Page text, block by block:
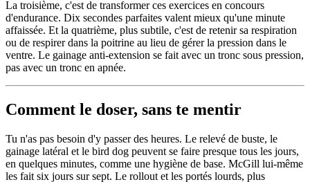
La troisième, c'est de transformer ces exercices en concours
d'endurance. Dix secondes parfaites valent mieux qu'une minute
affaissée. Et la quatrième, plus subtile, c'est de retenir sa respiration
ou de respirer dans la poitrine au lieu de gérer la pression dans le
ventre. Le gainage anti-extension se fait avec un tronc sous pression,
pas avec un tronc en apnée.
Comment le doser, sans te mentir
Tu n'as pas besoin d'y passer des heures. Le relevé de buste, le
gainage latéral et le bird dog peuvent se faire presque tous les jours,
en quelques minutes, comme une hygiène de base. McGill lui-même
les fait six jours sur sept. Le rollout et les portés lourds, plus